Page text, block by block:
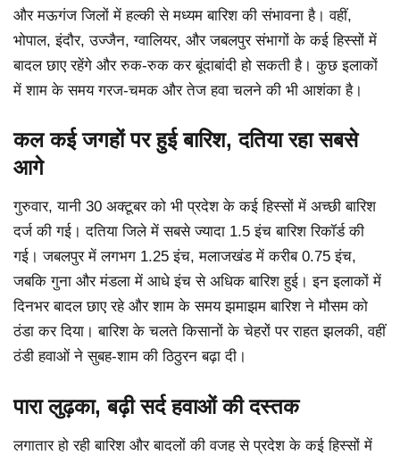
और मऊगंज जिलों में हल्की से मध्यम बारिश की संभावना है। वहीं,
भोपाल, इंदौर, उज्जैन, ग्वालियर, और जबलपुर संभागों के कई हिस्सों में
बादल छाए रहेंगे और रुक-रुक कर बूंदाबांदी हो सकती है। कुछ इलाकों
में शाम के समय गरज-चमक और तेज हवा चलने की भी आशंका है।
कल कई जगहों पर हुई बारिश, दतिया रहा सबसे
आगे
गुरुवार, यानी 30 अक्टूबर को भी प्रदेश के कई हिस्सों में अच्छी बारिश
दर्ज की गई। दतिया जिले में सबसे ज्यादा 1.5 इंच बारिश रिकॉर्ड की
गई। जबलपुर में लगभग 1.25 इंच, मलाजखंड में करीब 0.75 इंच,
जबकि गुना और मंडला में आधे इंच से अधिक बारिश हुई। इन इलाकों में
दिनभर बादल छाए रहे और शाम के समय झमाझम बारिश ने मौसम को
ठंडा कर दिया। बारिश के चलते किसानों के चेहरों पर राहत झलकी, वहीं
ठंडी हवाओं ने सुबह-शाम की ठिठुरन बढ़ा दी।
पारा लुढ़का, बढ़ी सर्द हवाओं की दस्तक
लगातार हो रही बारिश और बादलों की वजह से प्रदेश के कई हिस्सों में